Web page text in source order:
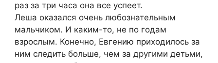
раз за три часа она все успеет.
Леша оказался очень любознательным
мальчиком. И каким-то, не по годам
взрослым. Конечно, Евгению приходилось за
ним следить больше, чем за другими детьми,